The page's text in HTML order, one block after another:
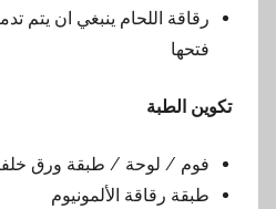
رقاقة اللحام ينبغي ان يتم
فتحها
تكوين الطبة
فوم / لوحة / طبقة ورق
طبقة رقاقة الألمونيوم